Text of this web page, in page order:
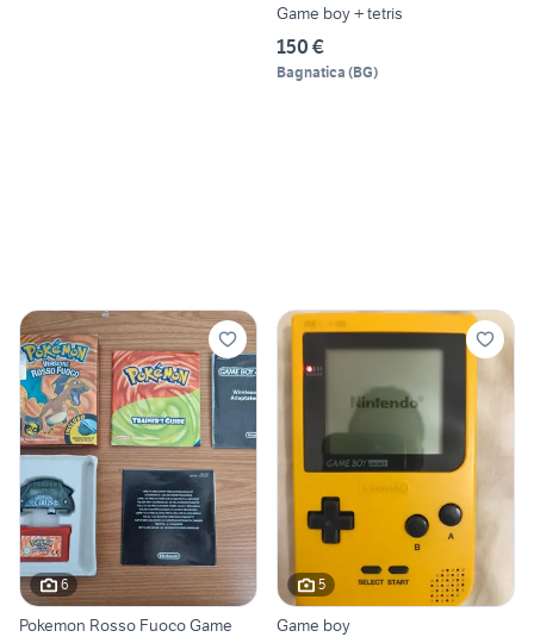
Game boy + tetris
150 €
Bagnatica (BG)
6
Pokemon Rosso Fuoco Game
5
Game boy